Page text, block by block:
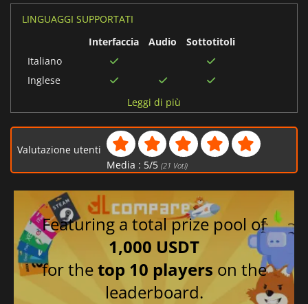
LINGUAGGI SUPPORTATI
Interfaccia
Audio
Sottotitoli
Italiano
Inglese
Tedesco
Leggi di più
Valutazione utenti
Media : 5/5 (21 Voti)
Featuring a total prize pool of
1,000 USDT
for thetop 10 players on the
leaderboard.